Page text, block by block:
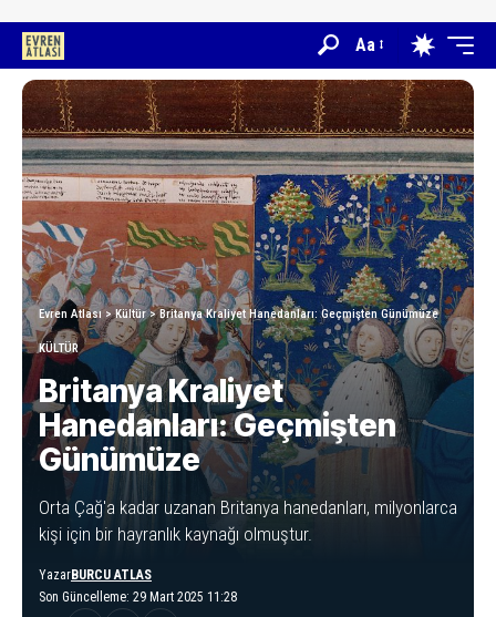
Aa
Evren Atlası>Kültür>Britanya Kraliyet Hanedanları: Geçmişten Günümüze
KÜLTÜR
Britanya Kraliyet
Hanedanları: Geçmişten
Günümüze
Orta Çağ'a kadar uzanan Britanya hanedanları, milyonlarca
kişi için bir hayranlık kaynağı olmuştur.
Son Güncelleme: 29 Mart 2025 11:28
YazarBURCU ATLAS